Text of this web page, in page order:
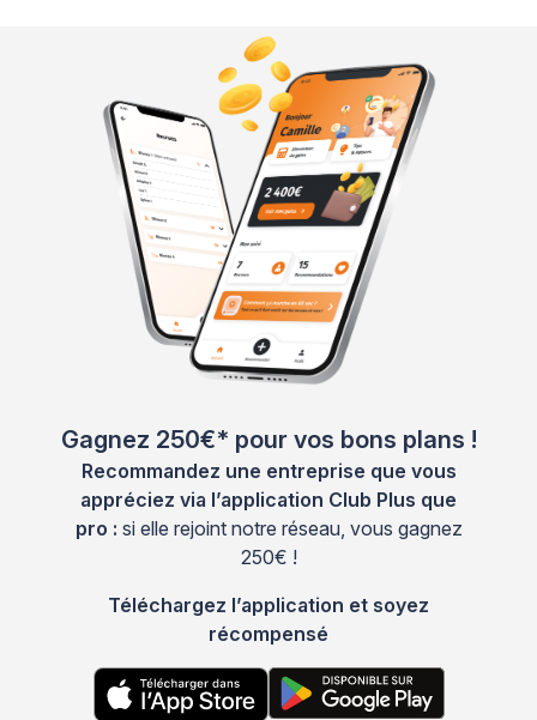
Gagnez 250€* pour vos bons plans !
Recommandez une entreprise que vous
appréciez via l’application Club Plus que
pro : si elle rejoint notre réseau, vous gagnez
250€ !
Téléchargez l’application et soyez
récompensé